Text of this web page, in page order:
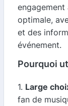
optimale,
et des
événement.
Pourquoi
1. Large
fan de